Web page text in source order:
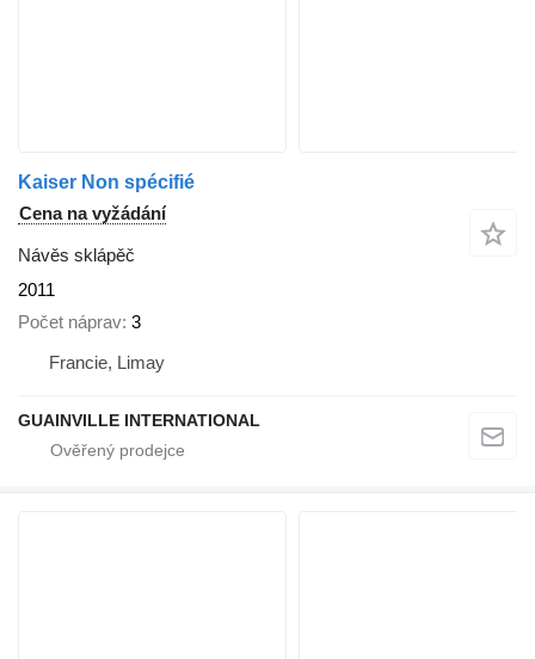
Kaiser Non spécifié
Cena na vyžádání
Návěs sklápěč
2011
Počet náprav 3
Francie, Limay
GUAINVILLE INTERNATIONAL